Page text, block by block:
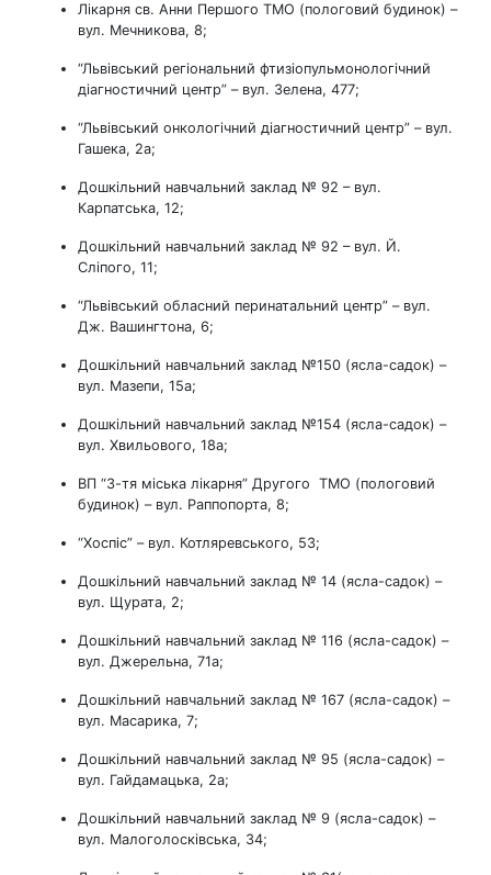
Лікарня св. Анни Першого ТМО (пологовий будинок) –
вул. Мечникова, 8;
“Львівський регіональний фтизіопульмонологічний
діагностичний центр” – вул. Зелена, 477;
“Львівський онкологічний діагностичний центр” – вул.
Гашека, 2а;
Дошкільний навчальний заклад № 92 – вул.
Карпатська, 12;
Дошкільний навчальний заклад № 92 – вул. Й.
Сліпого, 11;
“Львівський обласний перинатальний центр” – вул.
Дж. Вашингтона, 6;
Дошкільний навчальний заклад №150 (ясла-садок) –
вул. Мазепи, 15а;
Дошкільний навчальний заклад №154 (ясла-садок) –
вул. Хвильового, 18а;
ВП “3-тя міська лікарня” Другого ТМО (пологовий
будинок) – вул. Раппопорта, 8;
“Хоспіс” – вул. Котляревського, 53;
Дошкільний навчальний заклад № 14 (ясла-садок) –
вул. Щурата, 2;
Дошкільний навчальний заклад № 116 (ясла-садок) –
вул. Джерельна, 71а;
Дошкільний навчальний заклад № 167 (ясла-садок) –
вул. Масарика, 7;
Дошкільний навчальний заклад № 95 (ясла-садок) –
вул. Гайдамацька, 2а;
Дошкільний навчальний заклад № 9 (ясла-садок) –
вул. Малоголосківська, 34;